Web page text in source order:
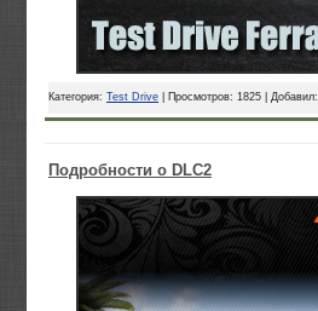
Категория: Test Drive | Просмотров: 1825 | Добавил:
Подробности о DLC2